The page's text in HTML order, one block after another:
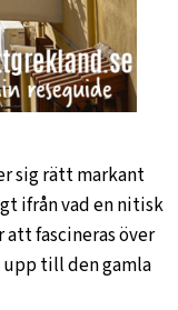
sig rätt markant
ifrån vad en nitisk
fascineras över
upp till den gamla